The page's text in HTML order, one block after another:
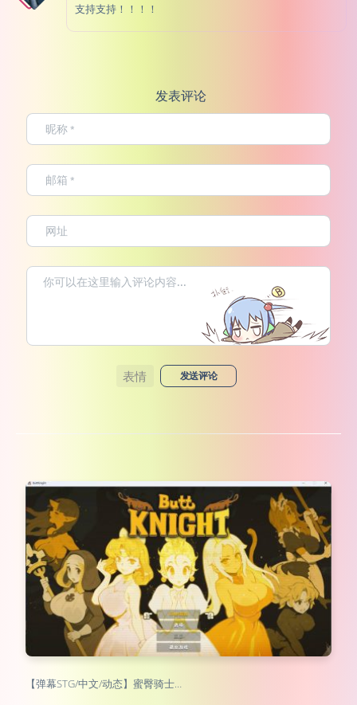
支持支持！！！！
发表评论
表情 发送评论
【弹幕STG/中文/动态】蜜臀骑士…